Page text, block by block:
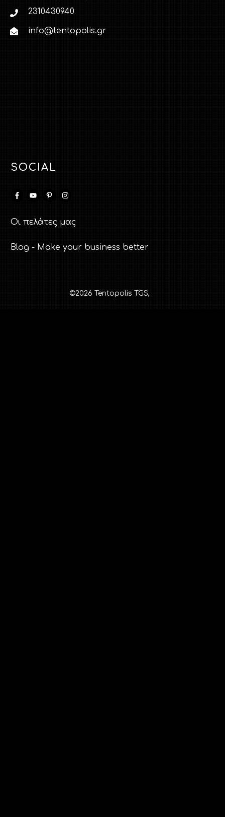
2310430940
info@tentopolis.gr
SOCIAL
Οι πελάτες μας
Blog - Make your business better
©2026 Tentopolis TGS,